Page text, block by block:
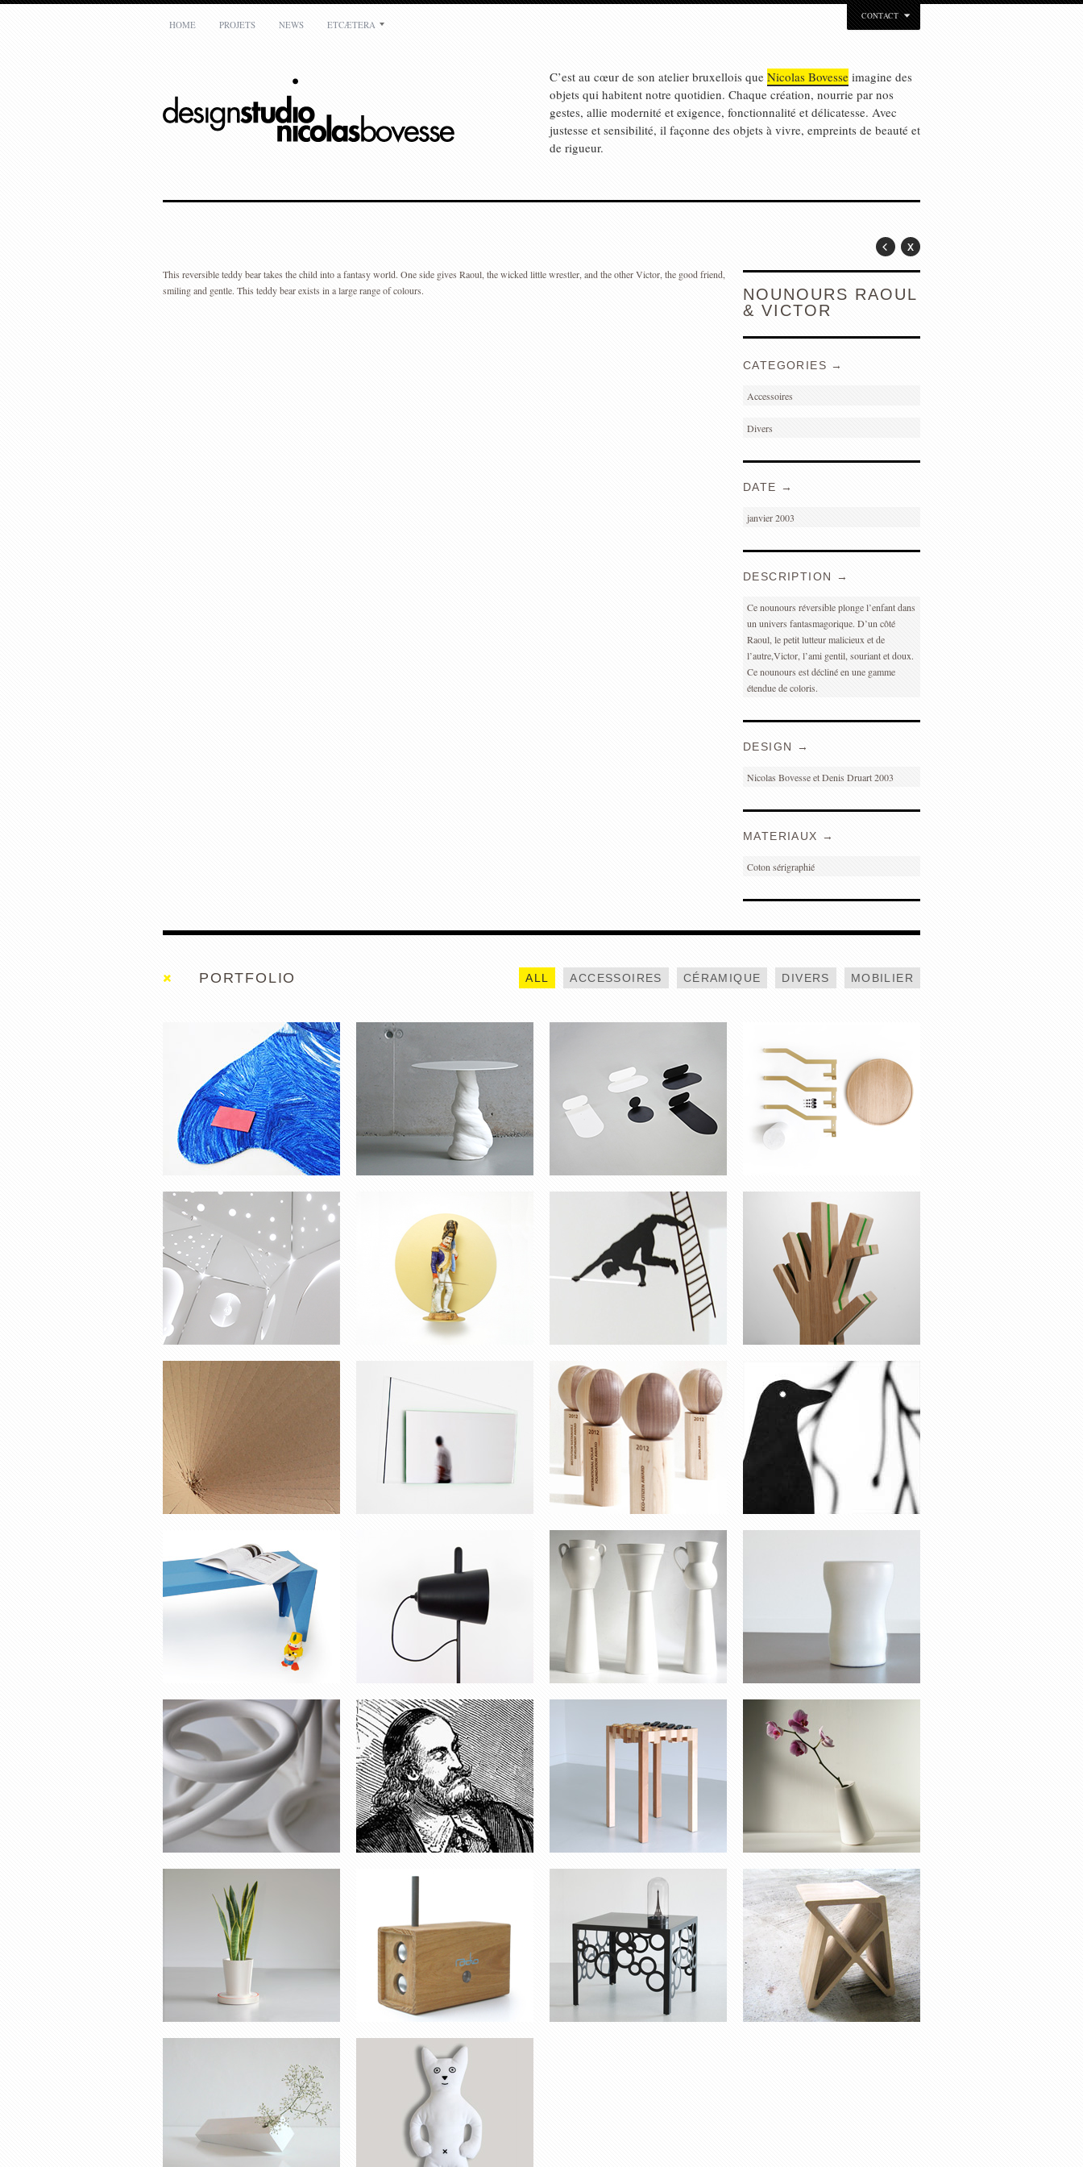
1050 Bruxelles
Belgique
HOME PROJETS NEWS ETCÆTERA
CONTACT
C’est au cœur de son atelier bruxellois que Nicolas Bovesse imagine des
objets qui habitent notre quotidien. Chaque création, nourrie par nos
gestes, allie modernité et exigence, fonctionnalité et délicatesse. Avec
justesse et sensibilité, il façonne des objets à vivre, empreints de beauté et
de rigueur.
This reversible teddy bear takes the child into a fantasy world. One side gives Raoul, the wicked little wrestler, and the other Victor, the good friend,
smiling and gentle. This teddy bear exists in a large range of colours.
NOUNOURS RAOUL
& VICTOR
CATEGORIES →
Accessoires
Divers
DATE →
janvier 2003
DESCRIPTION →
Ce nounours réversible plonge l’enfant dans
un univers fantasmagorique. D’un côté
Raoul, le petit lutteur malicieux et de
l’autre,Victor, l’ami gentil, souriant et doux.
Ce nounours est décliné en une gamme
étendue de coloris.
DESIGN →
Nicolas Bovesse et Denis Druart 2003
MATERIAUX →
Coton sérigraphié
PORTFOLIO ALL ACCESSOIRES CÉRAMIQUE DIVERS MOBILIER
MY KABAKA RES REI MOBILES EN PAPIER
TROPHÉES POUR
L’IBGE
VASE ‘ONCE UPON A
TIME’
MIROIR ‘ÉCLAT’
TROPHÉES PRIX BELGE
DE L’ÉNERGIE
MOBILE ‘MEMORIES’
LUMINAIRE SUR PIED HAUTS VASES TABOURET ‘COKE’
COUPE À FRUITS ‘HULA
HOP’
VASE TORR TABLE POUR DAMES
POT POUR PLANTES RADIO TABLE ‘BARBARA’ TABOURET X
SOLIFLORE ‘HELP’
VICTOR